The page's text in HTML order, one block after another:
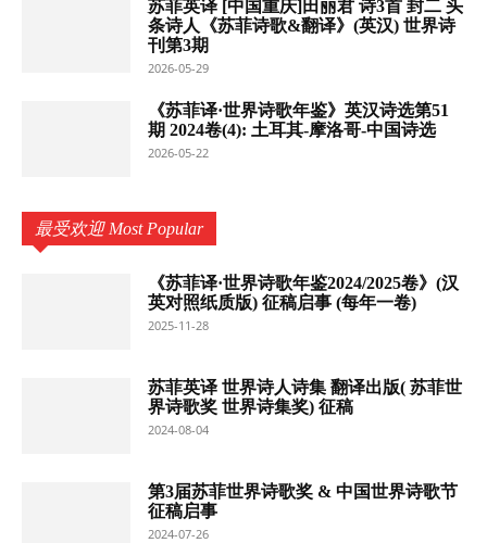
苏菲英译 [中国重庆]田丽君 诗3首 封二 头
条诗人《苏菲诗歌&翻译》(英汉) 世界诗
刊第3期
2026-05-29
《苏菲译·世界诗歌年鉴》英汉诗选第51
期 2024卷(4): 土耳其-摩洛哥-中国诗选
2026-05-22
最受欢迎 Most Popular
《苏菲译·世界诗歌年鉴2024/2025卷》(汉
英对照纸质版) 征稿启事 (每年一卷)
2025-11-28
苏菲英译 世界诗人诗集 翻译出版( 苏菲世
界诗歌奖 世界诗集奖) 征稿
2024-08-04
第3届苏菲世界诗歌奖 & 中国世界诗歌节
征稿启事
2024-07-26